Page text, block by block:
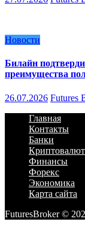
Новости
Билайн
преимущества
26.07.2026 Futures
Главная
Контакты
Банки
Финансы
Форекс
Экономика
Карта сайта
FuturesBroker ©